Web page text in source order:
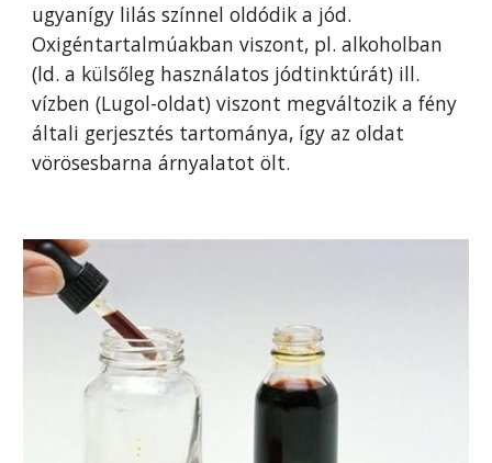
ugyanígy lilás színnel oldódik a jód.
Oxigéntartalmúakban viszont, pl.alkoholban
(ld. a külsőleg használatos jódtinktúrát) ill.
vízben (Lugol-oldat) viszont megváltozik a fény
általi gerjesztés tartománya, így az oldat
vörösesbarna árnyalatot ölt.